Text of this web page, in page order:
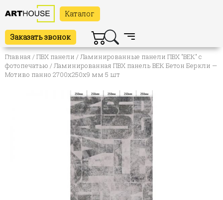
Каталог
Заказать звонок
Главная /ПВХ панели /Ламинированные панели ПВХ "ВЕК" с
фотопечатью / Ламинированная ПВХ панель ВЕК Бетон Беркли —
Мотиво панно 2700х250х9 мм 5 шт